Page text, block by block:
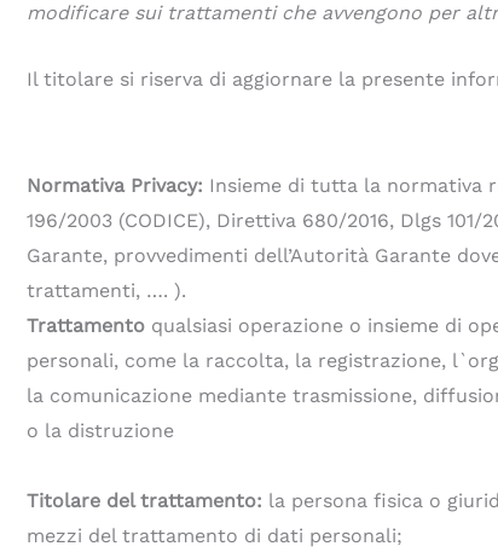
modificare sui trattamenti che avvengono per
Il titolare si riserva di aggiornare la presente
Normativa Privacy: Insieme di tutta la normativa
196/2003 (CODICE), Direttiva 680/2016, Dlgs
Garante, provvedimenti dell’Autorità Garante
trattamenti, …. ).
Trattamento qualsiasi operazione o insieme di
personali, come la raccolta, la registrazione,
la comunicazione mediante trasmissione,
o la distruzione
Titolare del trattamento: la persona fisica o
mezzi del trattamento di dati personali;